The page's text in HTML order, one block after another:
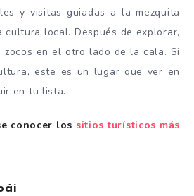
y visitas guiadas a la mezquita
cultura local. Después de explorar,
zocos en el otro lado de la cala. Si
este es un lugar que ver en
en tu lista.
conocer los sitios turísticos más